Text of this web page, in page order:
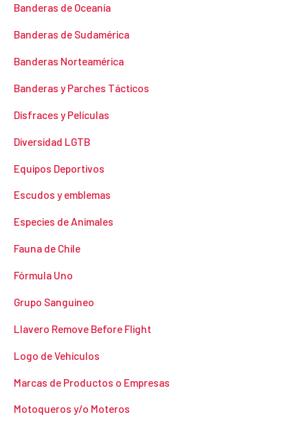
Banderas de Oceanía
Banderas de Sudamérica
Banderas Norteamérica
Banderas y Parches Tácticos
Disfraces y Películas
Diversidad LGTB
Equipos Deportivos
Escudos y emblemas
Especies de Animales
Fauna de Chile
Fórmula Uno
Grupo Sanguineo
Llavero Remove Before Flight
Logo de Vehículos
Marcas de Productos o Empresas
Motoqueros y/o Moteros